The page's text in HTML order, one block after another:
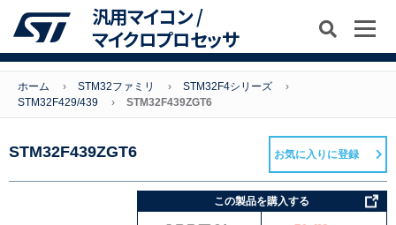
汎用マイコン /
マイクロプロセッサ
ホーム STM32ファミリ
STM32F4シリーズ
STM32F429/439
STM32F439ZGT6
STM32F439ZGT6
この製品を購入する
お気に入りに登録